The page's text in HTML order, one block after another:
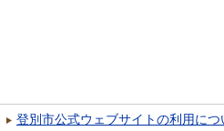
登別市公式ウェブサイトの利用につ